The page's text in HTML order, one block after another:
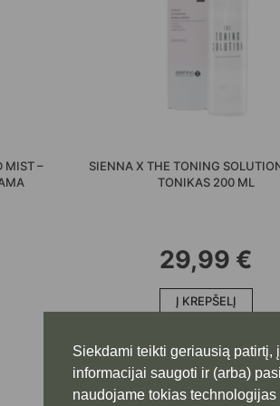
Siekdami teikti geriausią patirtį,
informacijai saugoti ir (arba)
naudojame tokias technologijas
MIST –
SIENNA X THE TONING
TONIKAS 200 ML
29,99 €
Į KREPŠELĮ